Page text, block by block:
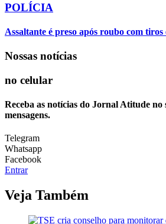
POLÍCIA
Assaltante é preso após roubo com
Nossas notícias
no celular
Receba as notícias do Jornal Atitude no
mensagens.
Telegram
Whatsapp
Facebook
Entrar
Veja Também